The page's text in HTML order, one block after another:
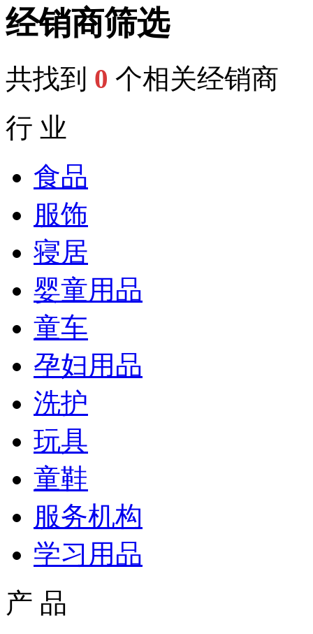
经销商筛选
共找到 0 个相关经销商
行 业
食品
服饰
寝居
婴童用品
童车
孕妇用品
洗护
玩具
童鞋
服务机构
学习用品
产 品